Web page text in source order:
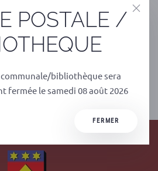
SUIVANT
POSTALE /
bibliothèque sera
fermée le samedi 08 août 2026
FERMER